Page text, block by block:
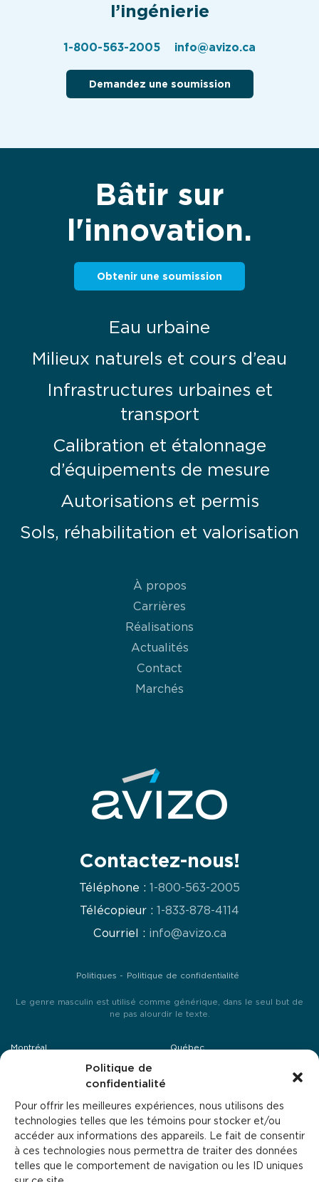
Politique de
confidentialité
Pour offrir les meilleures expériences, nous utilisons des
technologies telles que les témoins pour stocker et/ou
accéder aux informations des appareils. Le fait de consentir
à ces technologies nous permettra de traiter des données
telles que le comportement de navigation ou les ID uniques
l’ingénierie
1-800-563-2005 info@avizo.ca
Demandez une soumission
Bâtir sur
l'innovation.
Obtenir une soumission
Eau urbaine
Milieux naturels et cours d’eau
Infrastructures urbaines et
transport
Calibration et étalonnage
d’équipements de mesure
Autorisations et permis
Sols, réhabilitation et valorisation
À propos
Carrières
Réalisations
Actualités
Contact
Marchés
Contactez-nous!
Téléphone : 1-800-563-2005
Télécopieur : 1-833-878-4114
Courriel : info@avizo.ca
Politiques Politique de confidentialité
Le genre masculin est utilisé comme générique, dans le seul but de
ne pas alourdir le texte.
Montréal
25, avenue Mozart Est, suite 201
Québec
418-864-0446
1994, rue Michelin
Laval H7L 5C2
Sherbrooke
1125, rue de Cherbourg